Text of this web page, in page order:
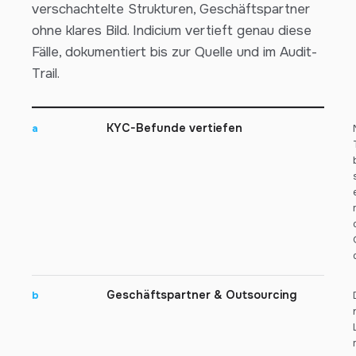
verschachtelte Strukturen, Geschäftspartner
ohne klares Bild. Indicium vertieft genau diese
Fälle, dokumentiert bis zur Quelle und im Audit-
Trail.
a KYC-Befunde vertiefen
b Geschäftspartner & Outsourcing